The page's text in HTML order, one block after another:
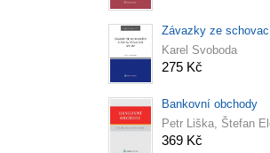
Závazky ze
Karel Svoboda
275 Kč
Bankovní obchody
Petr Liška, Štefan
369 Kč